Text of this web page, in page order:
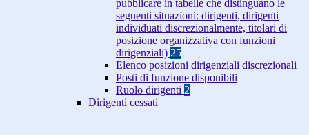
pubblicare in tabelle che distinguano le
seguenti situazioni: dirigenti, dirigenti
individuati discrezionalmente, titolari di
posizione organizzativa con funzioni
dirigenziali) 25
Elenco posizioni dirigenziali discrezionali
Posti di funzione disponibili
Ruolo dirigenti 2
Dirigenti cessati